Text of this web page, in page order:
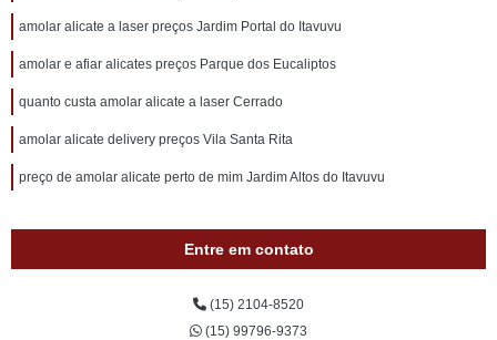
amolar alicate a laser preços Jardim Portal do Itavuvu
amolar e afiar alicates preços Parque dos Eucaliptos
quanto custa amolar alicate a laser Cerrado
amolar alicate delivery preços Vila Santa Rita
preço de amolar alicate perto de mim Jardim Altos do Itavuvu
Entre em contato
(15) 2104-8520
(15) 99796-9373